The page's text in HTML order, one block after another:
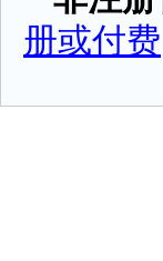
册或付费